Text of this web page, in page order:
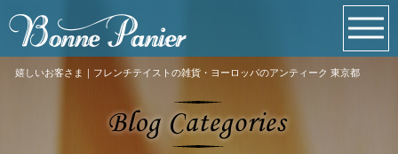
嬉しいお客さま｜フレンチテイストの雑貨・ヨーロッパのアンティーク 東京都